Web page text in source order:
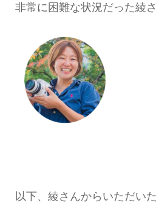
非常に困難な状況だった綾さ
以下、綾さんからいただいた